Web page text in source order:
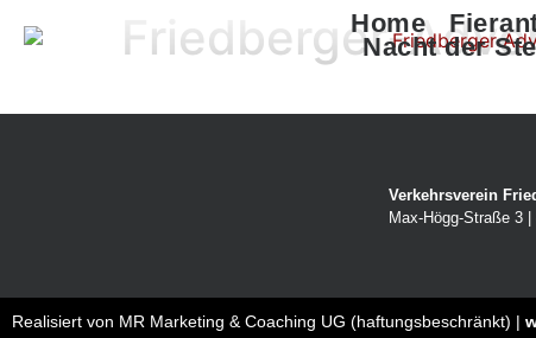
Home
Nacht der
Friedberger-
Verkehrsverein
Max-Högg-Straße 3
Realisiert von MR Marketing & Coaching UG (haftungsbeschränkt) |